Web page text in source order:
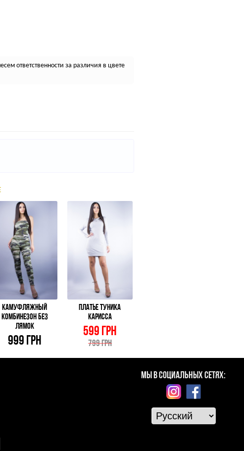
ответственности за различия в цвете
КАМУФЛЯЖНЫЙ
КОМБИНЕЗОН БЕЗ
ЛЯМОК
999 ГРН
ПЛАТЬЕ ТУНИКА
КАРИССА
599 ГРН
799 ГРН
МЫ В СОЦИАЛЬНЫХ СЕТЯХ: